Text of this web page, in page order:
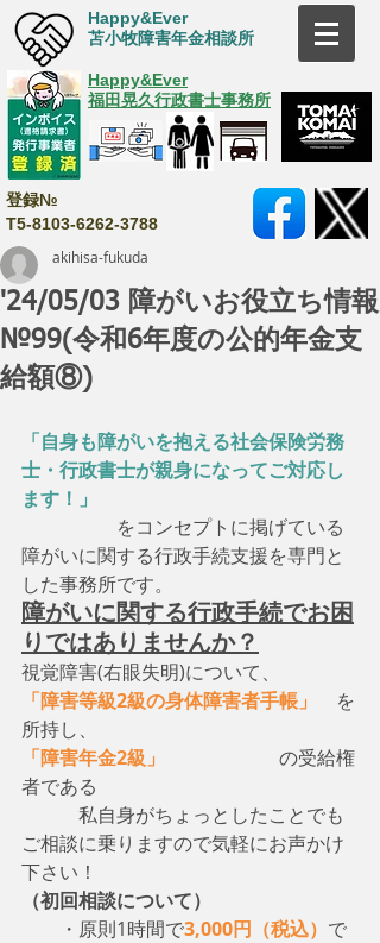
Happy&Ever
苫小牧障害年金相談所
Happy&Ever
福田晃久行政書士事務所
登録№
T5-8103-6262-3788
'24/05/03 障がいお役立ち情報
№99(令和6年度の公的年金支
給額⑧)
akihisa-fukuda
「自身も障がいを抱える社会保険労務
士・行政書士が親身になってご対応し
ます！」
をコンセプトに掲げている
障がいに関する行政手続支援を専門と
した事務所です。
障がいに関する行政手続でお困
りではありませんか？
視覚障害(右眼失明)について、
「障害等級2級の身体障害者手帳」
を
所持し、
「障害年金2級」
の受給権
者である
私自身がちょっとしたことでも
ご相談に乗りますので気軽にお声かけ
下さい！
（初回相談について）
・原則1時間で3,000円（税込） で